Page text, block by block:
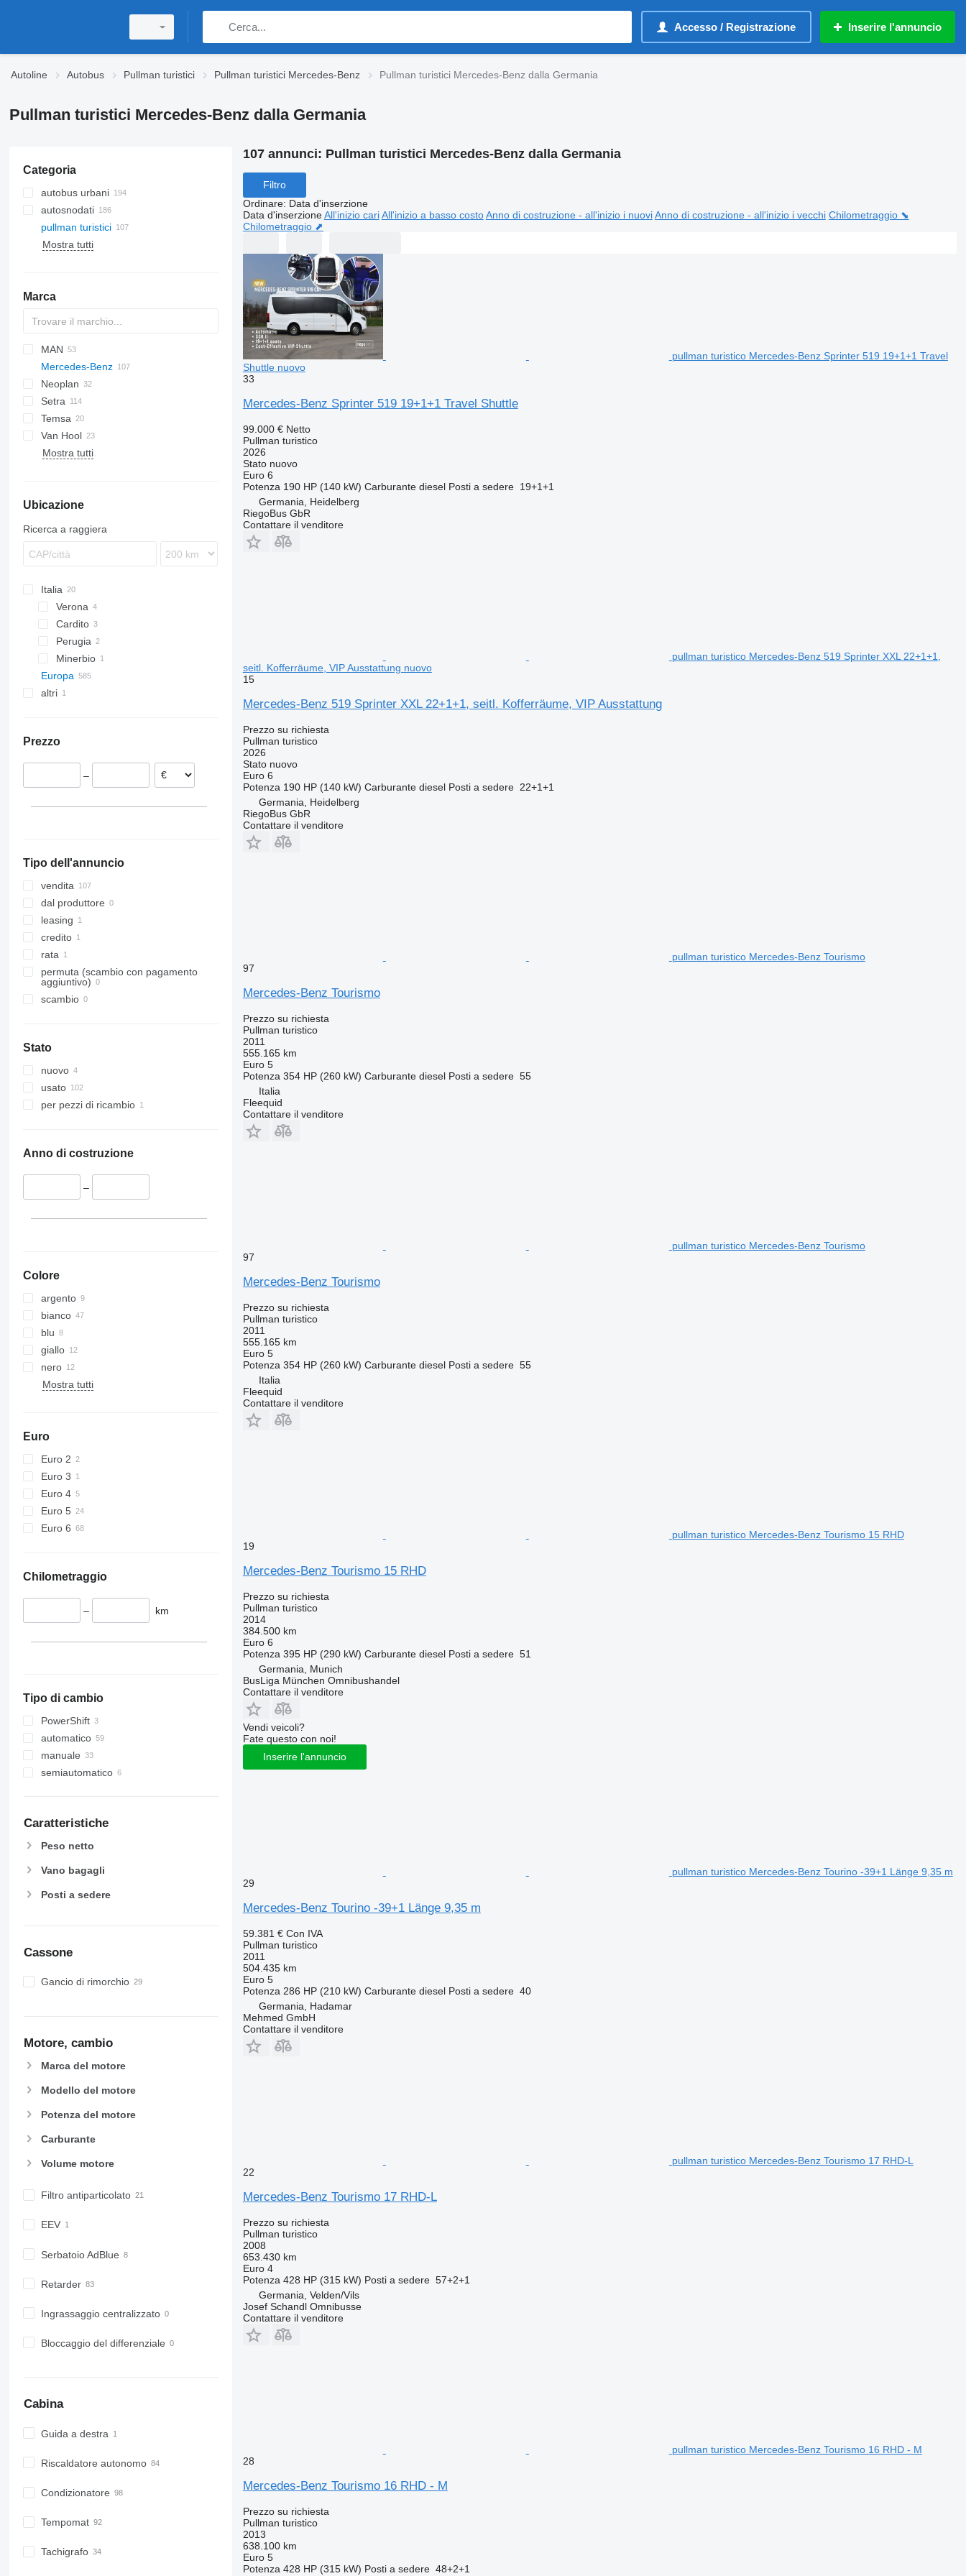
Accesso / Registrazione Inserire l'annuncio
Autoline Autobus Pullman turistici Pullman turistici Mercedes-Benz Pullman turistici Mercedes-Benz dalla Germania
Pullman turistici Mercedes-Benz dalla Germania
Categoria
autobus urbani
autosnodati
pullman turistici
Mostra tutti
Marca
Probus
Futura
Daily
Magelys
Mago
Rapido
Wing
I-series
MAN
Lion's series
Mercedes-Benz
Citaro
Integro
Intouro
O-series
O350
O560
Sprinter
Sprinter 516
Sprinter 519
Tourismo 15
Tourismo 17
Travego
Neoplan
Cityliner
Jetliner
Starliner
Tourliner
Navigo
Vectio
Century
Irizar
Touring
Setra
S-series
Temsa
MD
Opalin
Caetano
FHD
Futura
Futura
Van Hool
Astron
9700
S-series
Mostra tutti
Ubicazione
Ricerca a raggiera
Italia
Verona
Cardito
Perugia
Minerbio
Europa
Hamburg
Dortmund
Mostra tutti
Spagna
Ungheria
altri
Prezzo
–
Tipo dell'annuncio
vendita
dal produttore
leasing
credito
rata
permuta (scambio con pagamento
aggiuntivo)
scambio
Stato
nuovo
usato
per pezzi di ricambio
Anno di costruzione
–
Colore
argento
bianco
blu
giallo
nero
Mostra tutti
Euro
Euro 2
Euro 3
Euro 4
Euro 5
Euro 6
Chilometraggio
– km
Tipo di cambio
PowerShift
automatico
manuale
semiautomatico
Caratteristiche
Peso netto
Vano bagagli
Posti a sedere
Cassone
Gancio di rimorchio
Motore, cambio
Marca del motore
Modello del motore
Potenza del motore
Carburante
Volume motore
Filtro antiparticolato
EEV
Serbatoio AdBlue
Retarder
Ingrassaggio centralizzato
Bloccaggio del differenziale
Cabina
Guida a destra
Riscaldatore autonomo
Condizionatore
Tempomat
Tachigrafo
107 annunci: Pullman turistici Mercedes-Benz dalla Germania
Filtro
Ordinare: Data d'inserzione
Data d'inserzione All'inizio cari All'inizio a basso costo Anno di costruzione - all'inizio i nuovi Anno di costruzione - all'inizio i vecchi Chilometraggio ⬊
Chilometraggio ⬈
pullman turistico Mercedes-Benz Sprinter 519 19+1+1 Travel
Shuttle nuovo
33
Mercedes-Benz Sprinter 519 19+1+1 Travel Shuttle
99.000 € Netto
Pullman turistico
2026
Statonuovo
Euro 6
Potenza 190 HP (140 kW) Carburante diesel Posti a sedere 19+1+1
Germania, Heidelberg
RiegoBus GbR
Contattare il venditore
pullman turistico Mercedes-Benz 519 Sprinter XXL 22+1+1,
seitl. Kofferräume, VIP Ausstattung nuovo
15
Mercedes-Benz 519 Sprinter XXL 22+1+1, seitl. Kofferräume, VIP Ausstattung
Prezzo su richiesta
Pullman turistico
2026
Statonuovo
Euro 6
Potenza 190 HP (140 kW) Carburante diesel Posti a sedere 22+1+1
Germania, Heidelberg
RiegoBus GbR
Contattare il venditore
pullman turistico Mercedes-Benz Tourismo
97
Mercedes-Benz Tourismo
Prezzo su richiesta
Pullman turistico
2011
555.165 km
Euro 5
Potenza 354 HP (260 kW) Carburante diesel Posti a sedere 55
Italia
Fleequid
Contattare il venditore
pullman turistico Mercedes-Benz Tourismo
97
Mercedes-Benz Tourismo
Prezzo su richiesta
Pullman turistico
2011
555.165 km
Euro 5
Potenza 354 HP (260 kW) Carburante diesel Posti a sedere 55
Italia
Fleequid
Contattare il venditore
pullman turistico Mercedes-Benz Tourismo 15 RHD
19
Mercedes-Benz Tourismo 15 RHD
Prezzo su richiesta
Pullman turistico
2014
384.500 km
Euro 6
Potenza 395 HP (290 kW) Carburante diesel Posti a sedere 51
Germania, Munich
BusLiga München Omnibushandel
Contattare il venditore
Vendi veicoli?
Fate questo con noi!
Inserire l'annuncio
pullman turistico Mercedes-Benz Tourino -39+1 Länge 9,35 m
29
Mercedes-Benz Tourino -39+1 Länge 9,35 m
59.381 € Con IVA
Pullman turistico
2011
504.435 km
Euro 5
Potenza 286 HP (210 kW) Carburante diesel Posti a sedere 40
Germania, Hadamar
Mehmed GmbH
Contattare il venditore
pullman turistico Mercedes-Benz Tourismo 17 RHD-L
22
Mercedes-Benz Tourismo 17 RHD-L
Prezzo su richiesta
Pullman turistico
2008
653.430 km
Euro 4
Potenza 428 HP (315 kW) Posti a sedere 57+2+1
Germania, Velden/Vils
Josef Schandl Omnibusse
Contattare il venditore
pullman turistico Mercedes-Benz Tourismo 16 RHD - M
28
Mercedes-Benz Tourismo 16 RHD - M
Prezzo su richiesta
Pullman turistico
2013
638.100 km
Euro 5
Potenza 428 HP (315 kW) Posti a sedere 48+2+1